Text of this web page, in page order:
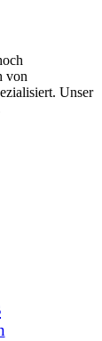
von
Unser